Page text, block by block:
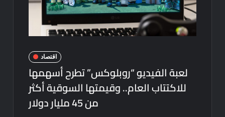
اقتصاد
لعبة الفيديو “روبلوكس” تطرح أسهمها
للاكتتاب العام.. وقيمتها السوقية أكثر
من 45 مليار دولار